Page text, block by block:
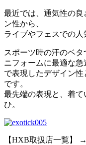
最近では、通気性の
ン性から、
ライブやフェスでの人
スポーツ時の汗のベ
ニフォームに最適な
で表現したデザイン
です。
最先端の表現と、着
ひ。
【HXB取扱店一覧】 →